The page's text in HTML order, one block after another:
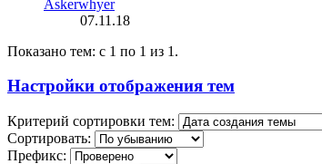
Askerwhyer
07.11.18
Показано тем: с 1 по 1 из 1.
Настройки отображения тем
Критерий сортировки тем:
Сортировать:
Префикс: